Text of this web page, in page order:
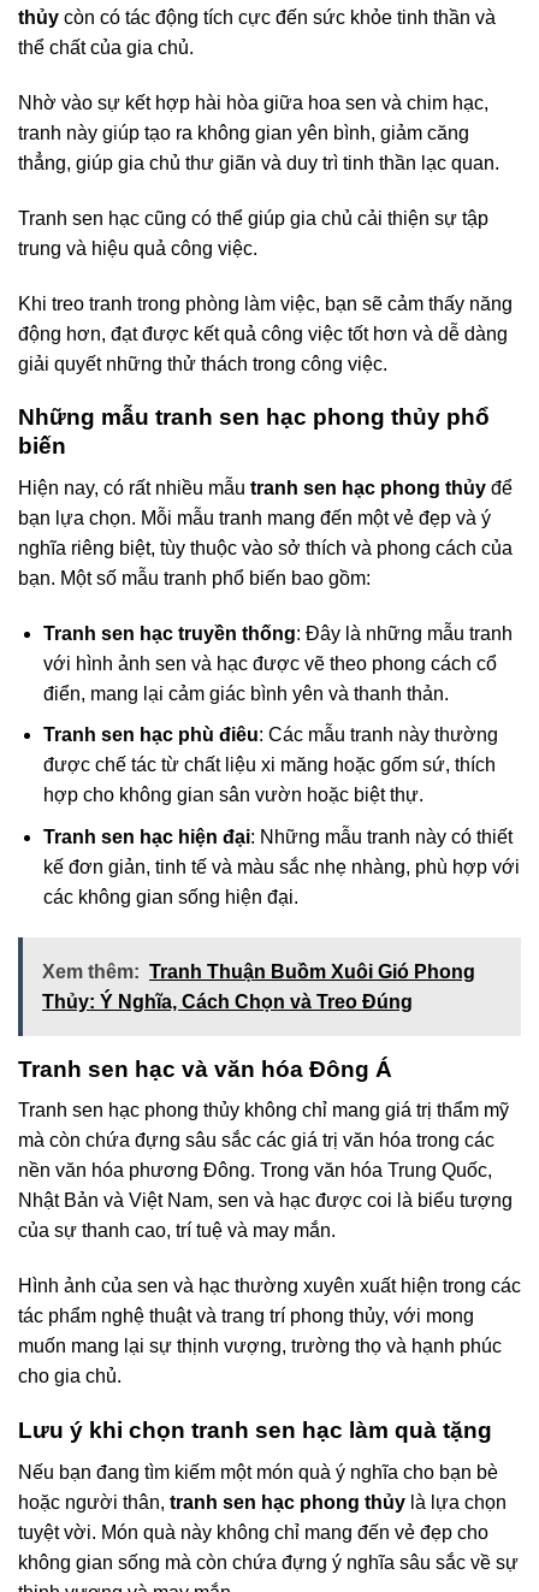
thủy còn có tác động tích cực đến sức khỏe tinh thần và
thể chất của gia chủ.
Nhờ vào sự kết hợp hài hòa giữa hoa sen và chim hạc,
tranh này giúp tạo ra không gian yên bình, giảm căng
thẳng, giúp gia chủ thư giãn và duy trì tinh thần lạc quan.
Tranh sen hạc cũng có thể giúp gia chủ cải thiện sự tập
trung và hiệu quả công việc.
Khi treo tranh trong phòng làm việc, bạn sẽ cảm thấy năng
động hơn, đạt được kết quả công việc tốt hơn và dễ dàng
giải quyết những thử thách trong công việc.
Những mẫu tranh sen hạc phong thủy phổ
biến
Hiện nay, có rất nhiều mẫu tranh sen hạc phong thủy để
bạn lựa chọn. Mỗi mẫu tranh mang đến một vẻ đẹp và ý
nghĩa riêng biệt, tùy thuộc vào sở thích và phong cách của
bạn. Một số mẫu tranh phổ biến bao gồm:
Tranh sen hạc truyền thống: Đây là những mẫu tranh
với hình ảnh sen và hạc được vẽ theo phong cách cổ
điển, mang lại cảm giác bình yên và thanh thản.
Tranh sen hạc phù điêu: Các mẫu tranh này thường
được chế tác từ chất liệu xi măng hoặc gốm sứ, thích
hợp cho không gian sân vườn hoặc biệt thự.
Tranh sen hạc hiện đại: Những mẫu tranh này có thiết
kế đơn giản, tinh tế và màu sắc nhẹ nhàng, phù hợp với
các không gian sống hiện đại.
Xem thêm: Tranh Thuận Buồm Xuôi Gió Phong
Thủy: Ý Nghĩa, Cách Chọn và Treo Đúng
Tranh sen hạc và văn hóa Đông Á
Tranh sen hạc phong thủy không chỉ mang giá trị thẩm mỹ
mà còn chứa đựng sâu sắc các giá trị văn hóa trong các
nền văn hóa phương Đông. Trong văn hóa Trung Quốc,
Nhật Bản và Việt Nam, sen và hạc được coi là biểu tượng
của sự thanh cao, trí tuệ và may mắn.
Hình ảnh của sen và hạc thường xuyên xuất hiện trong các
tác phẩm nghệ thuật và trang trí phong thủy, với mong
muốn mang lại sự thịnh vượng, trường thọ và hạnh phúc
cho gia chủ.
Lưu ý khi chọn tranh sen hạc làm quà tặng
Nếu bạn đang tìm kiếm một món quà ý nghĩa cho bạn bè
hoặc người thân, tranh sen hạc phong thủy là lựa chọn
tuyệt vời. Món quà này không chỉ mang đến vẻ đẹp cho
không gian sống mà còn chứa đựng ý nghĩa sâu sắc về sự